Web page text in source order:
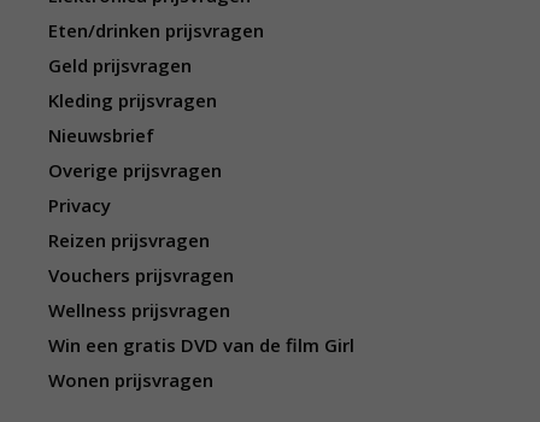
Eten/drinken prijsvragen
Geld prijsvragen
Kleding prijsvragen
Nieuwsbrief
Overige prijsvragen
Privacy
Reizen prijsvragen
Vouchers prijsvragen
Wellness prijsvragen
Win een gratis DVD van de film Girl
Wonen prijsvragen